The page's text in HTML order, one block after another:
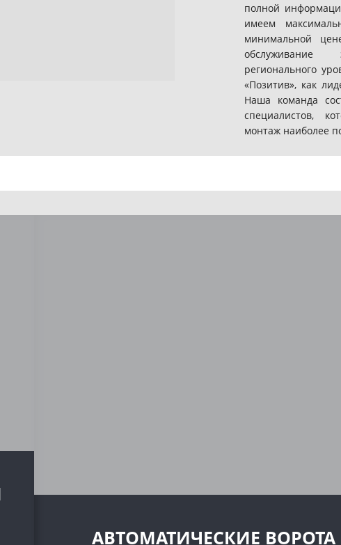
полной
имеем
минимальной
обслуживание
регионального
«Позитив», как
Наша команда
специалистов,
монтаж наиболее
АВТОМАТИЧЕСКИЕ ВОРОТА